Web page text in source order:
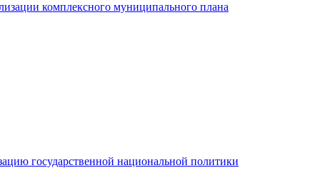
комплексного муниципального плана
государственной национальной политики